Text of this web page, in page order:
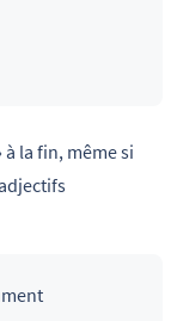
la fin, même si